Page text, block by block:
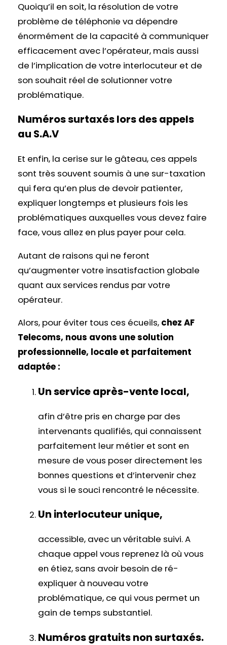
Quoiqu’il en soit, la résolution de votre
problème de téléphonie va dépendre
énormément de la capacité à communiquer
efficacement avec l’opérateur, mais aussi
de l’implication de votre interlocuteur et de
son souhait réel de solutionner votre
problématique.
Numéros surtaxés lors des appels
au S.A.V
Et enfin, la cerise sur le gâteau, ces appels
sont très souvent soumis à une sur-taxation
qui fera qu’en plus de devoir patienter,
expliquer longtemps et plusieurs fois les
problématiques auxquelles vous devez faire
face, vous allez en plus payer pour cela.
Autant de raisons qui ne feront
qu’augmenter votre insatisfaction globale
quant aux services rendus par votre
opérateur.
Alors, pour éviter tous ces écueils, chez AF
Telecoms, nous avons une solution
professionnelle, locale et parfaitement
adaptée :
Un service après-vente local,
afin d’être pris en charge par des
intervenants qualifiés, qui connaissent
parfaitement leur métier et sont en
mesure de vous poser directement les
bonnes questions et d’intervenir chez
vous si le souci rencontré le nécessite.
Un interlocuteur unique,
accessible, avec un véritable suivi. A
chaque appel vous reprenez là où vous
en étiez, sans avoir besoin de ré-
expliquer à nouveau votre
problématique, ce qui vous permet un
gain de temps substantiel.
Numéros gratuits non surtaxés.